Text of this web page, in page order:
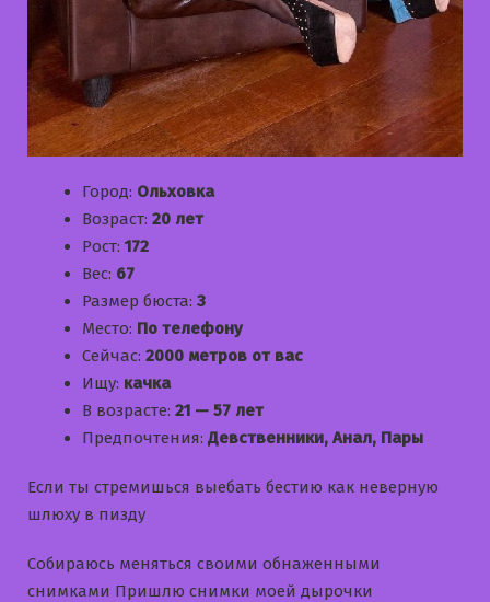
Город: Ольховка
Возраст: 20 лет
Рост: 172
Вес: 67
Размер бюста: 3
Место: По телефону
Сейчас: 2000 метров от вас
Ищу: качка
В возрасте: 21 — 57 лет
Предпочтения: Девственники, Анал, Пары
Если ты стремишься выебать бестию как неверную
шлюху в пизду
Собираюсь меняться своими обнаженными
снимками Пришлю снимки моей дырочки